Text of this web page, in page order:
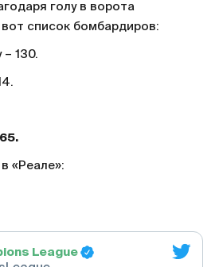
голу в ворота
список бомбардиров:
– 130.
«Реале»:
League